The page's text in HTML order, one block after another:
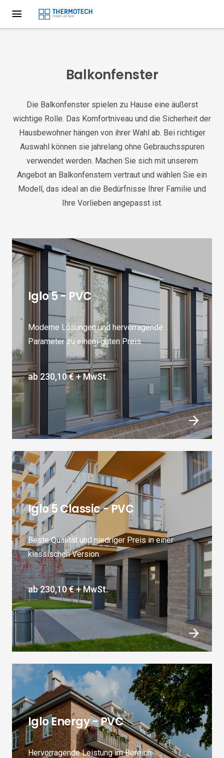
Balkonfenster
Die Balkonfenster spielen zu Hause eine äußerst
wichtige Rolle. Das Komfortniveau und die Sicherheit der
Hausbewohner hängen von ihrer Wahl ab. Bei richtiger
Auswahl können sie jahrelang ohne Gebrauchsspuren
verwendet werden. Machen Sie sich mit unserem
Angebot an Balkonfenstern vertraut und wählen Sie ein
Modell, das ideal an die Bedürfnisse Ihrer Familie und
Ihre Vorlieben angepasst ist.
Iglo 5 - PVC
Moderne Lösungen und hervorragende
Parameter zu einem guten Preis.
ab 230,10 €+ MwSt.
Iglo 5 Classic - PVC
Beste Qualität und niedriger Preis in einer
klassischen Version.
ab230,10 €+ MwSt.
Iglo Energy - PVC
Hervorragende Leistung im Bereich